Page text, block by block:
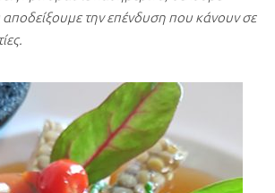
την επένδυση που κάνουν σε